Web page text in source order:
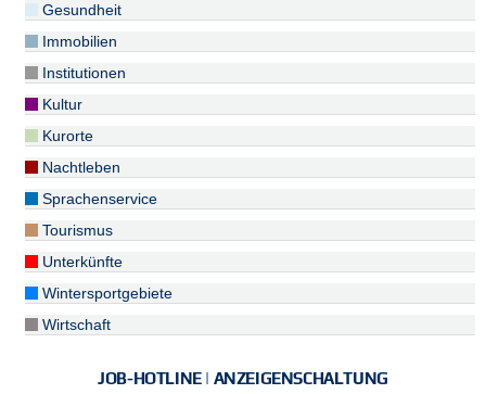
Gesundheit
Immobilien
Institutionen
Kultur
Kurorte
Nachtleben
Sprachenservice
Tourismus
Unterkünfte
Wintersportgebiete
Wirtschaft
JOB-HOTLINE | ANZEIGENSCHALTUNG